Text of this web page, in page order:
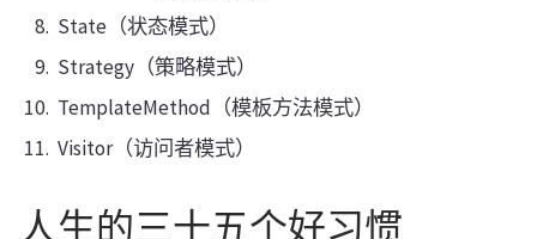
State（状态模式）
Strategy（策略模式）
TemplateMethod（模板方法模式）
Visitor（访问者模式）
人生的三十五个好习惯